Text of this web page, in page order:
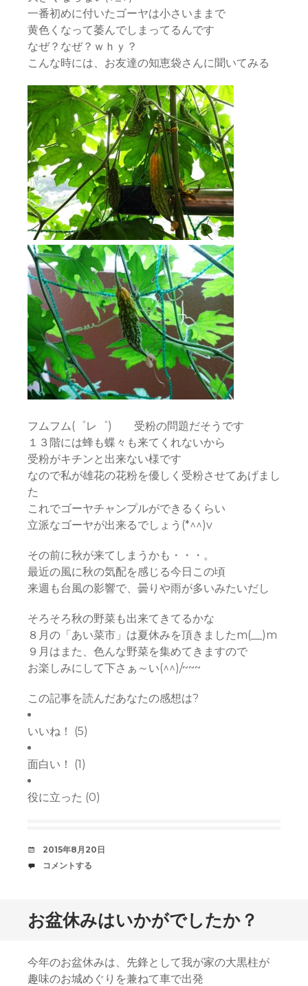
一番初めに付いたゴーヤは小さいままで
黄色くなって萎んでしまってるんです
なぜ？なぜ？ｗｈｙ？
こんな時には、お友達の知恵袋さんに聞いてみる
フムフム(゜レ゜) 受粉の問題だそうです
１３階には蜂も蝶々も来てくれないから
受粉がキチンと出来ない様です
なので私が雄花の花粉を優しく受粉させてあげまし
た
これでゴーヤチャンプルができるくらい
立派なゴーヤが出来るでしょう(*^^)v
その前に秋が来てしまうかも・・・。
最近の風に秋の気配を感じる今日この頃
来週も台風の影響で、曇りや雨が多いみたいだし
そろそろ秋の野菜も出来てきてるかな
８月の「あい菜市」は夏休みを頂きましたm(__)m
９月はまた、色んな野菜を集めてきますので
お楽しみにして下さぁ～い(^^)/~~~
この記事を読んだあなたの感想は?
いいね！ (5)
面白い！ (1)
役に立った (0)
デ
ー
2015年8月20日
コ
コメントする
お盆休みはいかがでしたか？
今年のお盆休みは、先鋒として我が家の大黒柱が
趣味のお城めぐりを兼ねて車で出発